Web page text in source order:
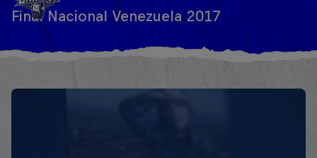
Final Nacional Venezuela 2017